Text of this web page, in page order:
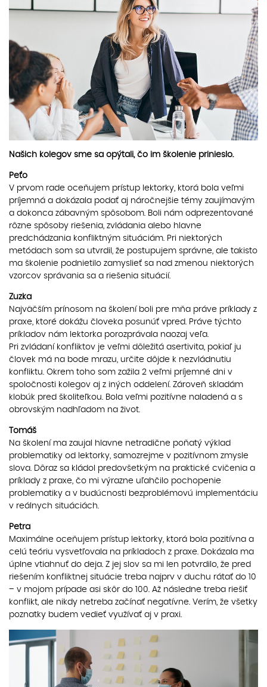
Našich kolegov sme sa opýtali, čo im školenie prinieslo.
Peťo
V prvom rade oceňujem prístup lektorky, ktorá bola veľmi
príjemná a dokázala podať aj náročnejšie témy zaujímavým
a dokonca zábavným spôsobom. Boli nám odprezentované
rôzne spôsoby riešenia, zvládania alebo hlavne
predchádzania konfliktným situáciám. Pri niektorých
metódach som sa utvrdil, že postupujem správne, ale takisto
ma školenie podnietilo zamyslieť sa nad zmenou niektorých
vzorcov správania sa a riešenia situácií.
Zuzka
Najväčším prínosom na školení boli pre mňa práve príklady z
praxe, ktoré dokážu človeka posunúť vpred. Práve týchto
príkladov nám lektorka porozprávala naozaj veľa.
Pri zvládaní konfliktov je veľmi dôležitá asertivita, pokiaľ ju
človek má na bode mrazu, určite dôjde k nezvládnutiu
konfliktu. Okrem toho som zažila 2 veľmi príjemné dni v
spoločnosti kolegov aj z iných oddelení. Zároveň skladám
klobúk pred školiteľkou. Bola veľmi pozitívne naladená a s
obrovským nadhľadom na život.
Tomáš
Na školení ma zaujal hlavne netradične poňatý výklad
problematiky od lektorky, samozrejme v pozitívnom zmysle
slova. Dôraz sa kládol predovšetkým na praktické cvičenia a
príklady z praxe, čo mi výrazne uľahčilo pochopenie
problematiky a v budúcnosti bezproblémovú implementáciu
v reálnych situáciách.
Petra
Maximálne oceňujem prístup lektorky, ktorá bola pozitívna a
celú teóriu vysvetľovala na príkladoch z praxe. Dokázala ma
úplne vtiahnuť do deja. Z jej slov sa mi len potvrdilo, že pred
riešením konfliktnej situácie treba najprv v duchu rátať do 10
– v mojom prípade asi skôr do 100. Až následne treba riešiť
konflikt, ale nikdy netreba začínať negatívne. Verím, že všetky
poznatky budem vedieť využívať aj v praxi.